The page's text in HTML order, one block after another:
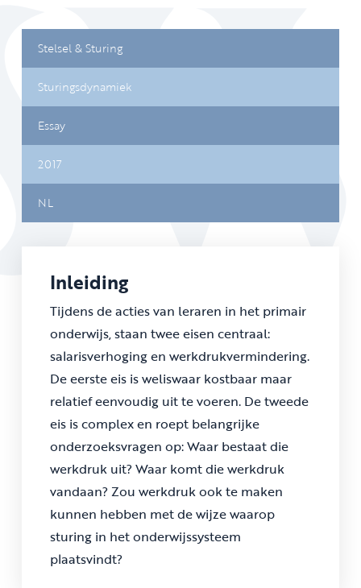
Stelsel & Sturing
Sturingsdynamiek
Essay
2017
NL
Inleiding
Tijdens de acties van leraren in het primair
onderwijs, staan twee eisen centraal:
salarisverhoging en werkdrukvermindering.
De eerste eis is weliswaar kostbaar maar
relatief eenvoudig uit te voeren. De tweede
eis is complex en roept belangrijke
onderzoeksvragen op: Waar bestaat die
werkdruk uit? Waar komt die werkdruk
vandaan? Zou werkdruk ook te maken
kunnen hebben met de wijze waarop
sturing in het onderwijssysteem
plaatsvindt?